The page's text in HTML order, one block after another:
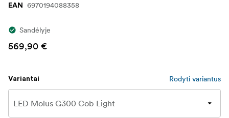
EAN 6970194088358
Sandėlyje
569,90 €
Variantai Rodyti variantus